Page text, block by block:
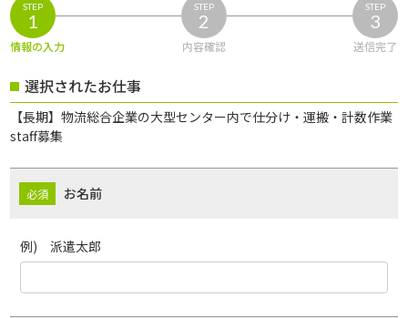
STEP
1
情報の入力
STEP
2
内容確認
STEP
3
送信完了
選択されたお仕事
【長期】物流総合企業の大型センター内で仕分け・運搬・計数作業
staff募集
お名前
例) 派遣太郎